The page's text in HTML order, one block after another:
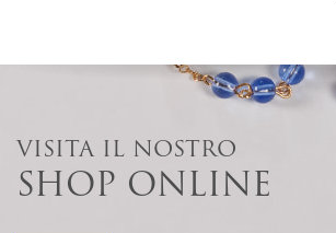
VISITA IL NOSTRO
SHOP ONLINE